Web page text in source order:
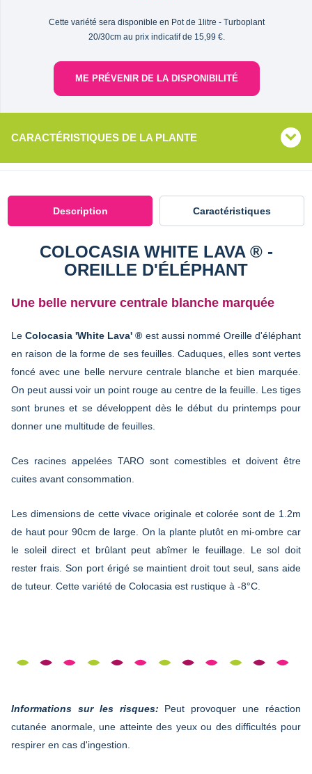
Cette variété sera disponible en Pot de 1litre - Turboplant
20/30cm au prix indicatif de 15,99 €.
ME PRÉVENIR DE LA DISPONIBILITÉ
CARACTÉRISTIQUES DE LA PLANTE
Description Caractéristiques
COLOCASIA WHITE LAVA ® -
OREILLE D'ÉLÉPHANT
Une belle nervure centrale blanche marquée
LeColocasia 'White Lava' ® est aussi nommé Oreille d'éléphant
en raison de la forme de ses feuilles. Caduques, elles sont vertes
foncé avec une belle nervure centrale blanche et bien marquée.
On peut aussi voir un point rouge au centre de la feuille. Les tiges
sont brunes et se développent dès le début du printemps pour
donner une multitude de feuilles.
Ces racines appelées TARO sont comestibles et doivent être
cuites avant consommation.
Les dimensions de cette vivace originale et colorée sont de 1.2m
de haut pour 90cm de large. On la plante plutôt en mi-ombre car
le soleil direct et brûlant peut abîmer le feuillage. Le sol doit
rester frais. Son port érigé se maintient droit tout seul, sans aide
de tuteur. Cette variété de Colocasia est rustique à -8°C.
Informations sur les risques: Peut provoquer une réaction
cutanée anormale, une atteinte des yeux ou des difficultés pour
respirer en cas d'ingestion.